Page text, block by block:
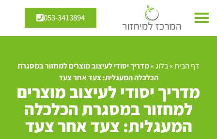
053-3413894
דף הבית»בלוג»מדריך יסודי לעיצוב מוצרים למחזור במסגרת
הכלכלה המעגלית: צעד אחר צעד
מדריך יסודי לעיצוב מוצרים
למחזור במסגרת הכלכלה
המעגלית: צעד אחר צעד